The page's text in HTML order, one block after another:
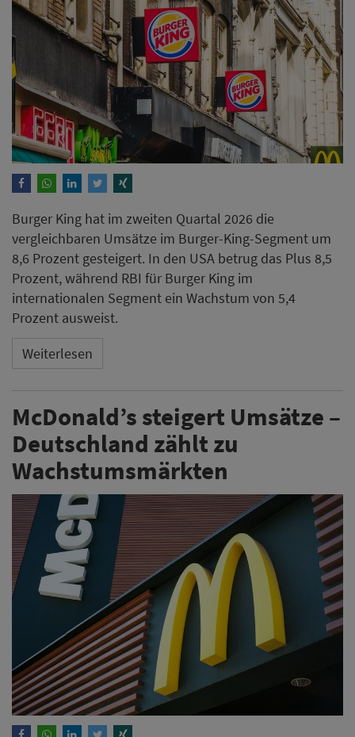
Burger King hat im zweiten Quartal 2026 die
vergleichbaren Umsätze im Burger-King-Segment um
8,6 Prozent gesteigert. In den USA betrug das Plus 8,5
Prozent, während RBI für Burger King im
internationalen Segment ein Wachstum von 5,4
Prozent ausweist.
Weiterlesen
McDonald’s steigert Umsätze –
Deutschland zählt zu
Wachstumsmärkten